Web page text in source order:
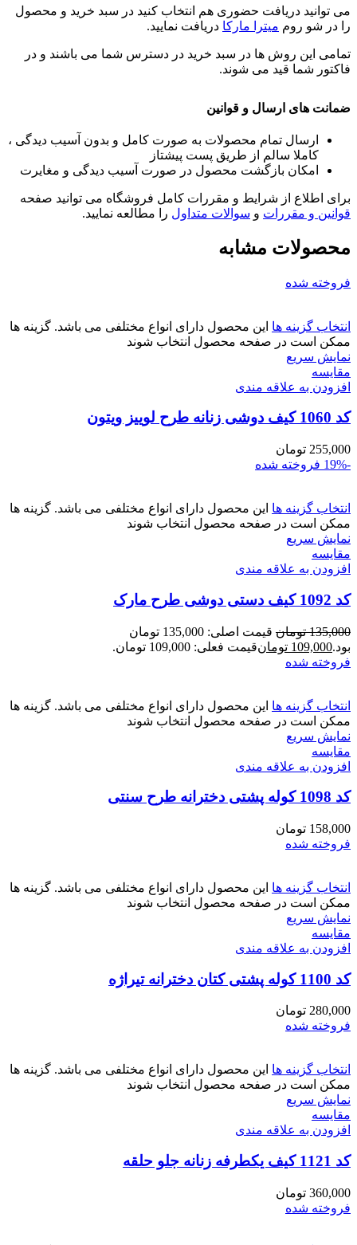
می توانید دریافت حضوری هم انتخاب کنید در سبد خرید و محصول
را در شو روم میترا مارکا دریافت نمایید.
تمامی این روش ها در سبد خرید در دسترس شما می باشند و در
فاکتور شما قید می شوند.
ضمانت های ارسال و قوانین
ارسال تمام محصولات به صورت کامل و بدون آسیب دیدگی ،
کاملا سالم از طریق پست پیشتاز
امکان بازگشت محصول در صورت آسیب دیدگی و مغایرت
برای اطلاع از شرایط و مقررات کامل فروشگاه می توانید صفحه
قوانین و مقررات و سوالات متداول را مطالعه نمایید.
محصولات مشابه
فروخته شده
انتخاب گزینه ها این محصول دارای انواع مختلفی می باشد. گزینه ها
ممکن است در صفحه محصول انتخاب شوند
نمایش سریع
مقايسه
افزودن به علاقه مندی
کد 1060 کیف دوشی زنانه طرح لوییز ویتون
255,000 تومان
-19%
فروخته شده
انتخاب گزینه ها این محصول دارای انواع مختلفی می باشد. گزینه ها
ممکن است در صفحه محصول انتخاب شوند
نمایش سریع
مقايسه
افزودن به علاقه مندی
کد 1092 کیف دستی دوشی طرح مارک
135,000 تومان
قیمت اصلی: 135,000 تومان
بود.109,000 تومانقیمت فعلی: 109,000 تومان.
فروخته شده
انتخاب گزینه ها این محصول دارای انواع مختلفی می باشد. گزینه ها
ممکن است در صفحه محصول انتخاب شوند
نمایش سریع
مقايسه
افزودن به علاقه مندی
کد 1098 کوله پشتی دخترانه طرح سنتی
158,000 تومان
فروخته شده
انتخاب گزینه ها این محصول دارای انواع مختلفی می باشد. گزینه ها
ممکن است در صفحه محصول انتخاب شوند
نمایش سریع
مقايسه
افزودن به علاقه مندی
کد 1100 کوله پشتی کتان دخترانه تیراژه
280,000 تومان
فروخته شده
انتخاب گزینه ها این محصول دارای انواع مختلفی می باشد. گزینه ها
ممکن است در صفحه محصول انتخاب شوند
نمایش سریع
مقايسه
افزودن به علاقه مندی
کد 1121 کیف یکطرفه زنانه جلو حلقه
360,000 تومان
فروخته شده